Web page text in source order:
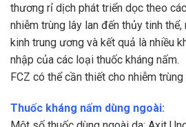
thương rỉ dịch phát triển dọc theo
nhiễm trùng lây lan đến thủy tinh
kinh trung ương và kết quả là nhiều
nhập của các loại thuốc kháng nấm.
FCZ có thể cần thiết cho nhiễm trùng
Thuốc kháng nấm dùng ngoài: